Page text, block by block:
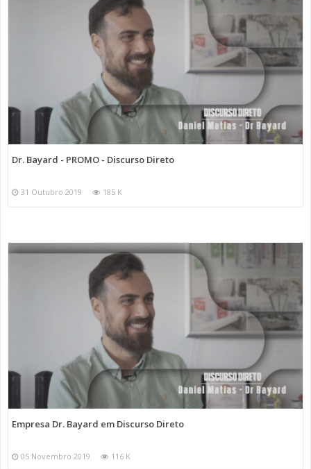
Dr. Bayard - PROMO - Discurso Direto
31 Outubro 2019 185 K
Empresa Dr. Bayard em Discurso Direto
05 Novembro 2019 116 K